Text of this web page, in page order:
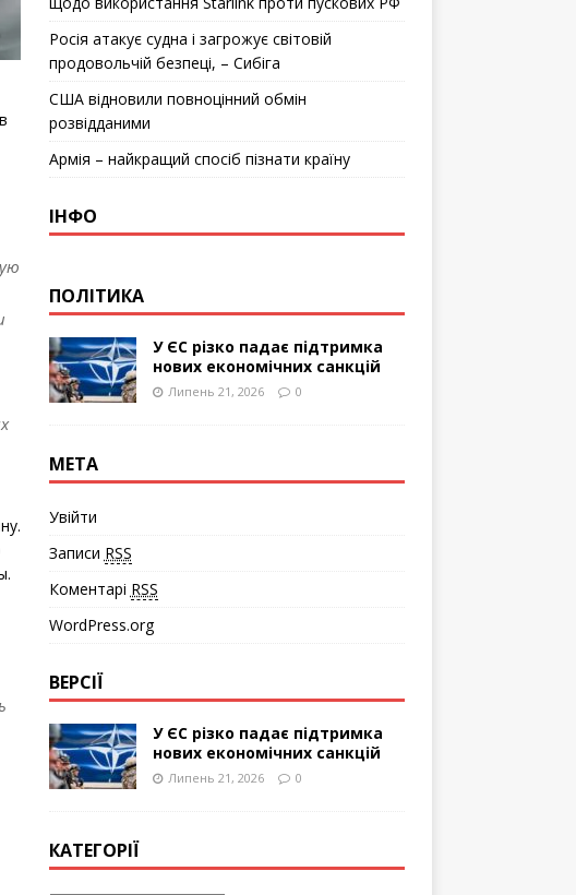
Росія атакує судна і загрожує світовій
продовольчій безпеці, – Сибіга
США відновили повноцінний обмін
розвідданими
Армія – найкращий спосіб пізнати країну
ІНФО
ПОЛІТИКА
У ЄС різко падає підтримка
нових економічних санкцій
Липень 21, 2026 0
МЕТА
Увійти
Записи RSS
Коментарі RSS
WordPress.org
ВЕРСІЇ
У ЄС різко падає підтримка
нових економічних санкцій
Липень 21, 2026 0
КАТЕГОРІЇ